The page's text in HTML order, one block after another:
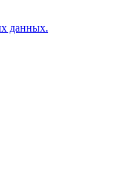
данных.